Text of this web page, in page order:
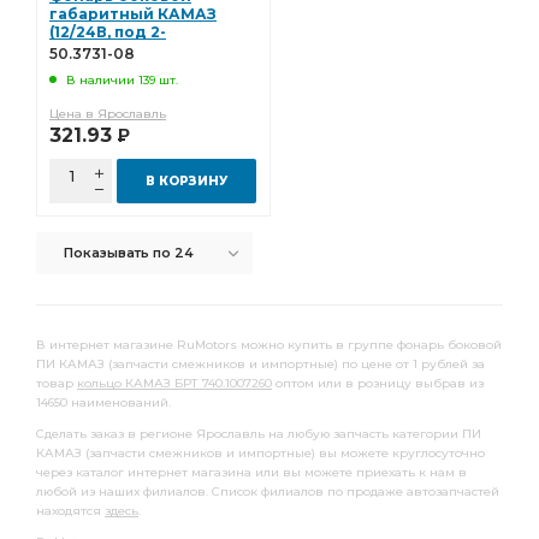
камера тормозная тип
тяга сошки рулевого управления
сошки рулевого управления
сошки рулевого управления КАМАЗ
тормоза ан. задней рессоры
рядный КАМАЗ ШААЗ КАМАЗ Автоарматура
отбора мощности КАМАЗ УралАТИ
кабины КАМАЗ
электромагнитный КАМАЗ РОДИНА КАМАЗ РОДИНА
крестовина КАМАЗ КАМАЗ ГЗКВ SORL 3530
листов КАМАЗ
габаритный КАМАЗ
(12/24В, под 2-
хконтактную овальную
50.3731-08
50.3731-08
В наличии 139 шт.
Цена в Ярославль
321.93 Р
В КОРЗИНУ
Показывать по 24
В интернет магазине RuMotors можно купить в группе фонарь боковой
ПИ КАМАЗ (запчасти смежников и импортные) по цене от 1 рублей за
товар кольцо КАМАЗ БРТ 740.1007260 оптом или в розницу выбрав из
14650 наименований.
Сделать заказ в регионе Ярославль на любую запчасть категории ПИ
КАМАЗ (запчасти смежников и импортные) вы можете круглосуточно
через каталог интернет магазина или вы можете приехать к нам в
любой из наших филиалов. Список филиалов по продаже автозапчастей
находятся здесь.